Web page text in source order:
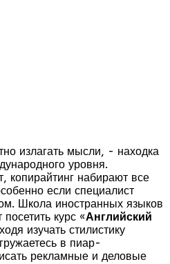
излагать мысли, - находка
уровня.
копирайтинг набирают все
если специалист
Школа иностранных языков
курс «Английский
изучать стилистику
в пиар-
рекламные и деловые